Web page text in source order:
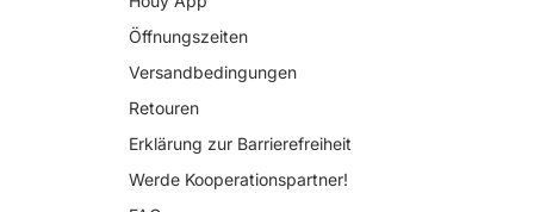
Öffnungszeiten
Versandbedingungen
Retouren
Erklärung zur Barrierefreiheit
Werde Kooperationspartner!